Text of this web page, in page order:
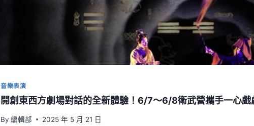
音樂表演
開創東西方劇場對話的全新體驗！6/7～6/8衛武營攜手一心戲
By 編輯部 2025 年 5 月 21 日